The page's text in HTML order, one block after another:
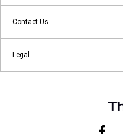
よくあるご質問
返品・キャンセルについて
店舗受け取りサービス
ギフトラッピングサービス
アプリメンバーシップ
ショップリスト
Theory at Your Service
About Theory
Contact Us
お問い合わせ
メールマガジン登録
Legal